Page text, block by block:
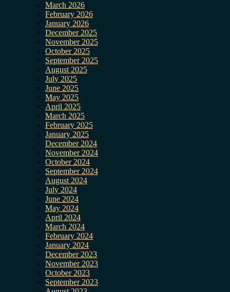
March 2026
February 2026
January 2026
December 2025
November 2025
October 2025
September 2025
August 2025
July 2025
June 2025
May 2025
April 2025
March 2025
February 2025
January 2025
December 2024
November 2024
October 2024
September 2024
August 2024
July 2024
June 2024
May 2024
April 2024
March 2024
February 2024
January 2024
December 2023
November 2023
October 2023
September 2023